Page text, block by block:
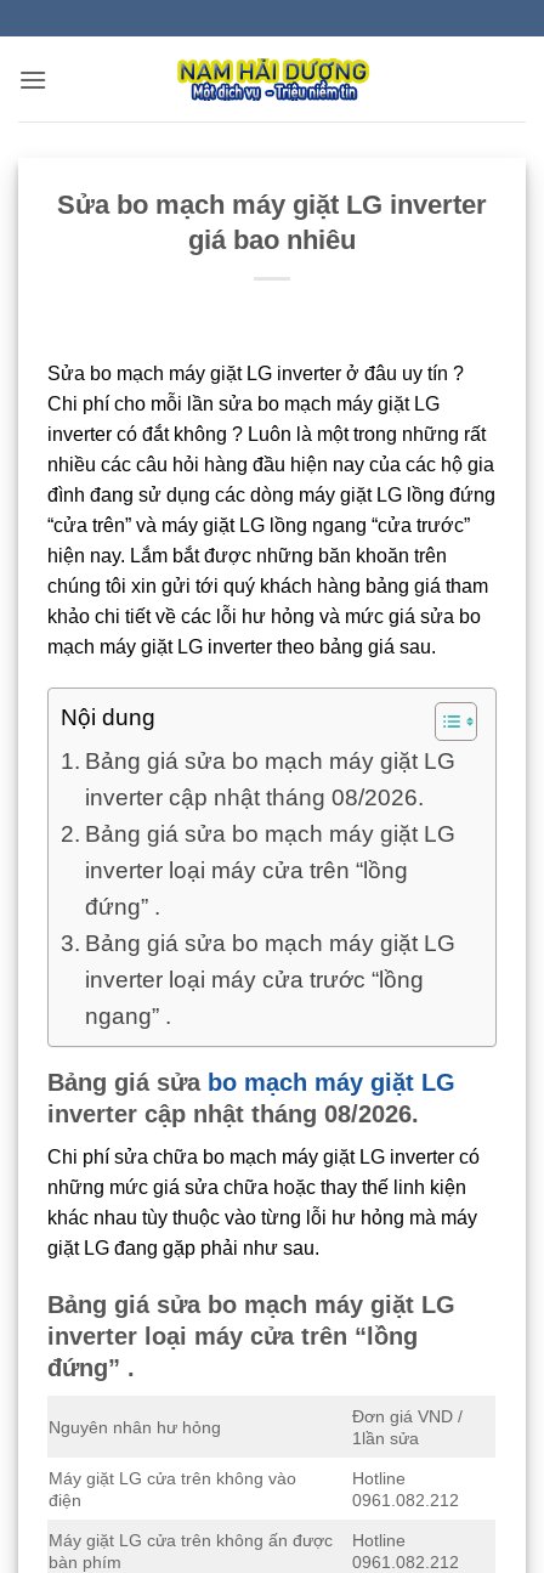
nội
Sửa bo mạch máy giặt LG inverter
giá bao nhiêu
Sửa bo mạch máy giặt LG inverter ở đâu uy tín ?
Chi phí cho mỗi lần sửa bo mạch máy giặt LG
inverter có đắt không ? Luôn là một trong những rất
nhiều các câu hỏi hàng đầu hiện nay của các hộ gia
đình đang sử dụng các dòng máy giặt LG lồng đứng
“cửa trên” và máy giặt LG lồng ngang “cửa trước”
hiện nay. Lắm bắt được những băn khoăn trên
chúng tôi xin gửi tới quý khách hàng bảng giá tham
khảo chi tiết về các lỗi hư hỏng và mức giá sửa bo
mạch máy giặt LG inverter theo bảng giá sau.
Nội dung
Bảng giá sửa bo mạch máy giặt LG
inverter cập nhật tháng 08/2026.
Bảng giá sửa bo mạch máy giặt LG
inverter loại máy cửa trên “lồng
đứng” .
Bảng giá sửa bo mạch máy giặt LG
inverter loại máy cửa trước “lồng
ngang” .
Bảng giá sửa bo mạch máy giặt LG
inverter cập nhật tháng 08/2026.
Chi phí sửa chữa bo mạch máy giặt LG inverter có
những mức giá sửa chữa hoặc thay thế linh kiện
khác nhau tùy thuộc vào từng lỗi hư hỏng mà máy
giặt LG đang gặp phải như sau.
Bảng giá sửa bo mạch máy giặt LG
inverter loại máy cửa trên “lồng
đứng” .
Nguyên nhân hư hỏng
Đơn giá VND /
1lần sửa
Máy giặt LG cửa trên không vào
điện
Hotline
0961.082.212
Máy giặt LG cửa trên không ấn được
bàn phím
Hotline
0961.082.212